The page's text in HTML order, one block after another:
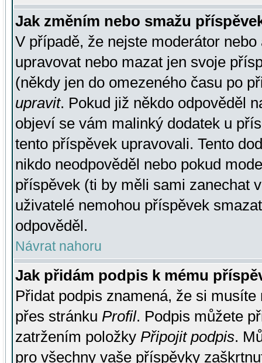
Jak změním nebo smažu
V případě, že nejste moderátor
upravovat nebo mazat jen svoje
(někdy jen do omezeného času po
upravit. Pokud již někdo odpověděl
objeví se vám malinký dodatek u
tento příspěvek upravovali. Tento
nikdo neodpověděl nebo pokud
příspěvek (ti by měli sami zanechat
uživatelé nemohou příspěvek
odpověděl.
Návrat nahoru
Jak přidám podpis k mému
Přidat podpis znamená, že si
přes stránku Profil. Podpis můžete
zatržením položky Připojit podpis.
pro všechny vaše příspěvky